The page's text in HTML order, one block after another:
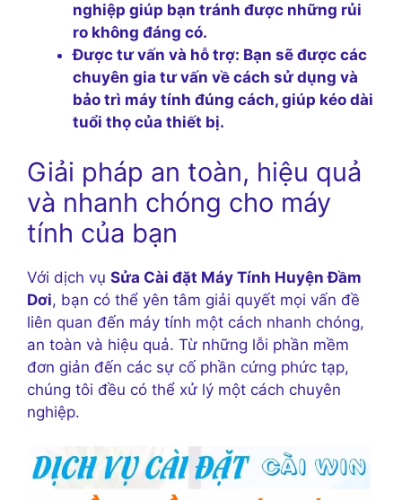
nghiệp giúp bạn tránh được những rủi
ro không đáng có.
Được tư vấn và hỗ trợ: Bạn sẽ được các
chuyên gia tư vấn về cách sử dụng và
bảo trì máy tính đúng cách, giúp kéo dài
tuổi thọ của thiết bị.
Giải pháp an toàn, hiệu quả
và nhanh chóng cho máy
tính của bạn
Với dịch vụ Sửa Cài đặt Máy Tính Huyện Đầm
Dơi, bạn có thể yên tâm giải quyết mọi vấn đề
liên quan đến máy tính một cách nhanh chóng,
an toàn và hiệu quả. Từ những lỗi phần mềm
đơn giản đến các sự cố phần cứng phức tạp,
chúng tôi đều có thể xử lý một cách chuyên
nghiệp.